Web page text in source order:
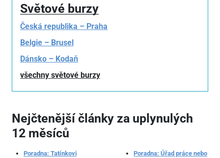
Světové burzy
Česká republika – Praha
Belgie – Brusel
Dánsko – Kodaň
všechny světové burzy
Nejčtenější články za uplynulých
12 měsíců
Poradna: Tatínkovi
Poradna: Úřad práce nebo